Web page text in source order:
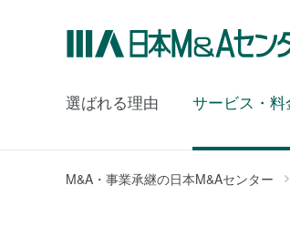
選ばれる理由 サービス・料
M&A・事業承継の日本M&Aセンター